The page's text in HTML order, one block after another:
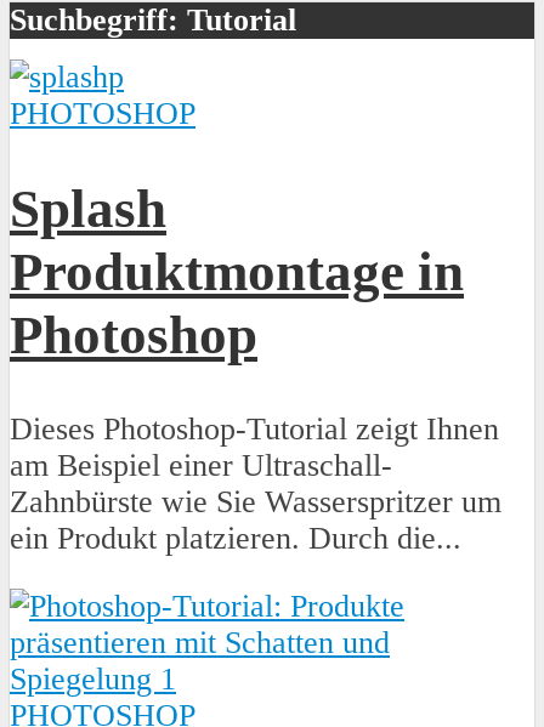
Suchbegriff: Tutorial
PHOTOSHOP
Splash
Produktmontage in
Photoshop
Dieses Photoshop-Tutorial zeigt Ihnen
am Beispiel einer Ultraschall-
Zahnbürste wie Sie Wasserspritzer um
ein Produkt platzieren. Durch die...
PHOTOSHOP